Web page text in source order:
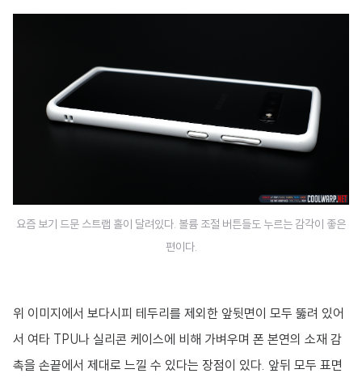
요즘 보기 드문 스트랩 홀이 달려있다. 볼륨 조절 버튼들도 누르는 감각이 좋은
편이다.
위 이미지에서 보다시피 테두리를 제외한 앞뒷면이 모두 뚫려 있어
서 여타 TPU나 실리콘 케이스에 비해 가벼우며 폰 본연의 소재 감
촉을 손끝에서 제대로 느낄 수 있다는 장점이 있다. 앞뒤 모두 표면